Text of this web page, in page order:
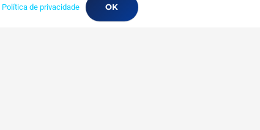
Política de privacidade OK